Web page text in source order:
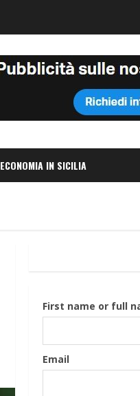
ECONOMIA IN SICILIA
First name or full
Email